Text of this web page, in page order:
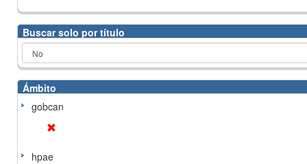
Buscar solo por título
Ámbito
gobcan
hpae